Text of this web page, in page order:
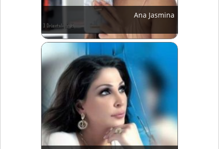
Ana Jasmina